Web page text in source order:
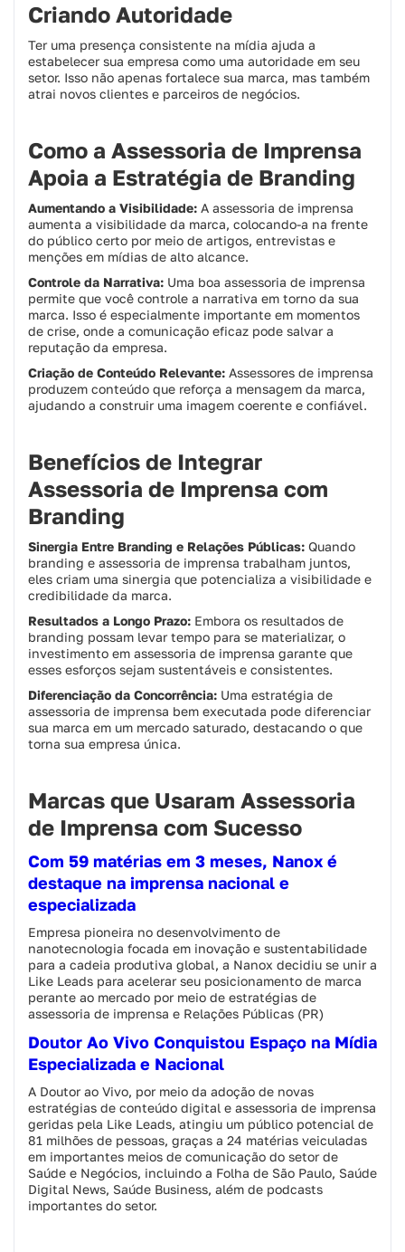
Criando Autoridade
Ter uma presença consistente na mídia ajuda a
estabelecer sua empresa como uma autoridade em seu
setor. Isso não apenas fortalece sua marca, mas também
atrai novos clientes e parceiros de negócios.
Como a Assessoria de Imprensa
Apoia a Estratégia de Branding
Aumentando a Visibilidade: A assessoria de imprensa
aumenta a visibilidade da marca, colocando-a na frente
do público certo por meio de artigos, entrevistas e
menções em mídias de alto alcance.
Controle da Narrativa: Uma boa assessoria de imprensa
permite que você controle a narrativa em torno da sua
marca. Isso é especialmente importante em momentos
de crise, onde a comunicação eficaz pode salvar a
reputação da empresa.
Criação de Conteúdo Relevante: Assessores de imprensa
produzem conteúdo que reforça a mensagem da marca,
ajudando a construir uma imagem coerente e confiável.
Benefícios de Integrar
Assessoria de Imprensa com
Branding
Sinergia Entre Branding e Relações Públicas: Quando
branding e assessoria de imprensa trabalham juntos,
eles criam uma sinergia que potencializa a visibilidade e
credibilidade da marca.
Resultados a Longo Prazo: Embora os resultados de
branding possam levar tempo para se materializar, o
investimento em assessoria de imprensa garante que
esses esforços sejam sustentáveis e consistentes.
Diferenciação da Concorrência: Uma estratégia de
assessoria de imprensa bem executada pode diferenciar
sua marca em um mercado saturado, destacando o que
torna sua empresa única.
Marcas que Usaram Assessoria
de Imprensa com Sucesso
Com 59 matérias em 3 meses, Nanox é
destaque na imprensa nacional e
especializada
Empresa pioneira no desenvolvimento de
nanotecnologia focada em inovação e sustentabilidade
para a cadeia produtiva global, a Nanox decidiu se unir a
Like Leads para acelerar seu posicionamento de marca
perante ao mercado por meio de estratégias de
assessoria de imprensa e Relações Públicas (PR)
Doutor Ao Vivo Conquistou Espaço na Mídia
Especializada e Nacional
A Doutor ao Vivo, por meio da adoção de novas
estratégias de conteúdo digital e assessoria de imprensa
geridas pela Like Leads, atingiu um público potencial de
81 milhões de pessoas, graças a 24 matérias veiculadas
em importantes meios de comunicação do setor de
Saúde e Negócios, incluindo a Folha de São Paulo, Saúde
Digital News, Saúde Business, além de podcasts
importantes do setor.